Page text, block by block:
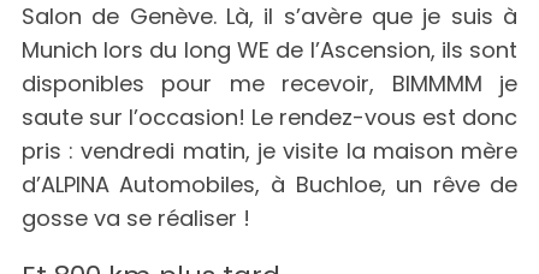
Salon de Genève. Là, il s’avère que je suis à
Munich lors du long WE de l’Ascension, ils sont
disponibles pour me recevoir, BIMMMM je
saute sur l’occasion! Le rendez-vous est donc
pris : vendredi matin, je visite la maison mère
d’ALPINA Automobiles, à Buchloe, un rêve de
gosse va se réaliser !